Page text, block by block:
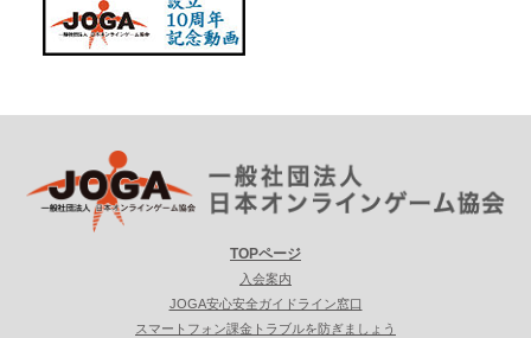
TOPページ
入会案内
JOGA安心安全ガイドライン窓口
スマートフォン課金トラブルを防ぎましょう